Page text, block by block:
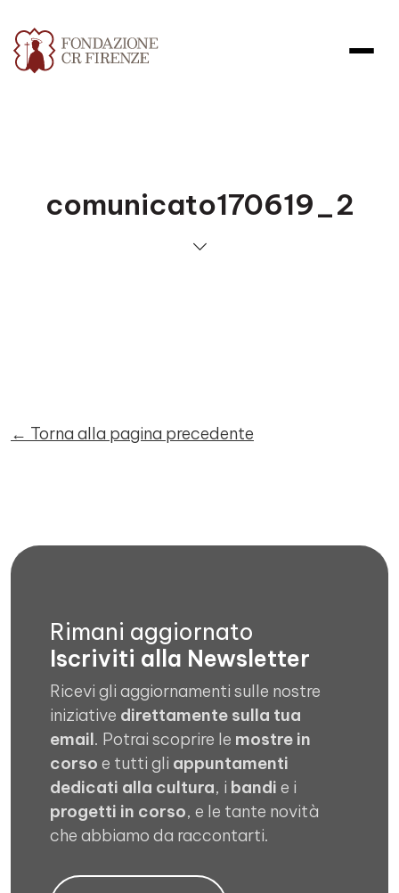
comunicato170619_2
← Torna alla pagina precedente
Rimani aggiornato
Iscriviti alla Newsletter
Ricevi gli aggiornamenti sulle nostre
iniziative direttamente sulla tua
email. Potrai scoprire le mostre in
corso e tutti gli appuntamenti
dedicati alla cultura, i bandi e i
progetti in corso, e le tante novità
che abbiamo da raccontarti.